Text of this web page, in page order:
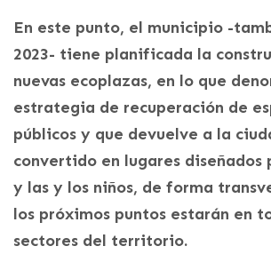
En este punto, el municipio -
2023- tiene planificada la
nuevas ecoplazas, en lo que
estrategia de recuperación de
públicos y que devuelve a la
convertido en lugares
y las y los niños, de forma
los próximos puntos estarán en
sectores del territorio.